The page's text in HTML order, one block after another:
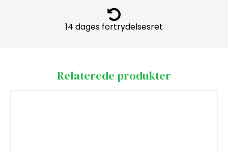
14 dages fortrydelsesret
Relaterede produkter